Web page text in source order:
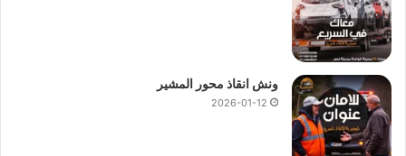
ونش انقاذ محور المشير
2026-01-12